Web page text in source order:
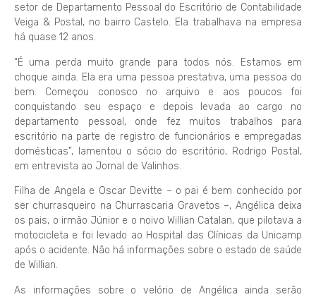
setor de Departamento Pessoal do Escritório de Contabilidade
Veiga & Postal, no bairro Castelo. Ela trabalhava na empresa
há quase 12 anos.
“É uma perda muito grande para todos nós. Estamos em
choque ainda. Ela era uma pessoa prestativa, uma pessoa do
bem. Começou conosco no arquivo e aos poucos foi
conquistando seu espaço e depois levada ao cargo no
departamento pessoal, onde fez muitos trabalhos para
escritório na parte de registro de funcionários e empregadas
domésticas”, lamentou o sócio do escritório, Rodrigo Postal,
em entrevista ao Jornal de Valinhos.
Filha de Angela e Oscar Devitte – o pai é bem conhecido por
ser churrasqueiro na Churrascaria Gravetos –, Angélica deixa
os pais, o irmão Júnior e o noivo Willian Catalan, que pilotava a
motocicleta e foi levado ao Hospital das Clínicas da Unicamp
após o acidente. Não há informações sobre o estado de saúde
de Willian.
As informações sobre o velório de Angélica ainda serão